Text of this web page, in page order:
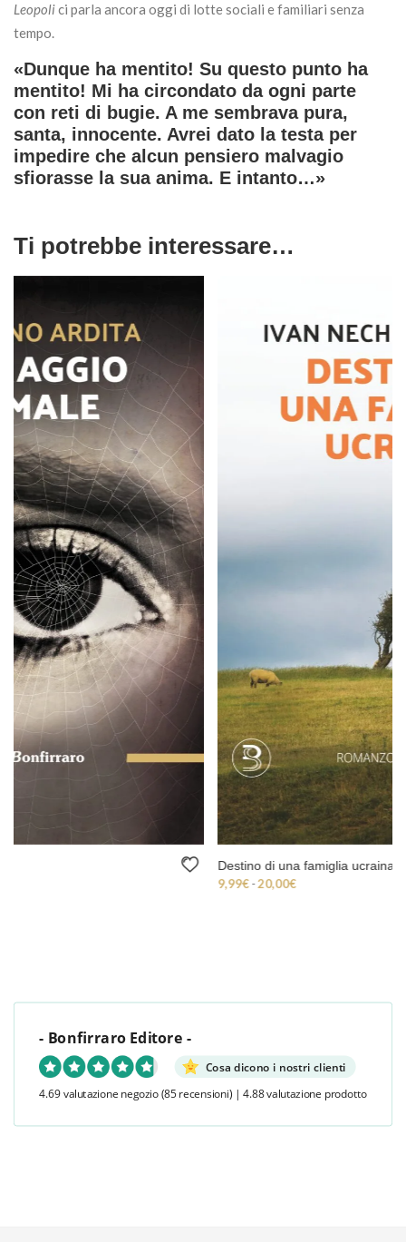
Leopolici parla ancora oggi di lotte sociali e familiari senza
tempo.
«Dunque ha mentito! Su questo punto ha
mentito! Mi ha circondato da ogni parte
con reti di bugie. A me sembrava pura,
santa, innocente. Avrei dato la testa per
impedire che alcun pensiero malvagio
sfiorasse la sua anima. E intanto…»
Ti potrebbe interessare…
Destino di una famiglia ucraina
Fascia di prezzo: da 9,99€ a 20,00€
- Bonfirraro Editore -
Cosa dicono i nostri clienti
4.69 valutazione negozio (85 recensioni) | 4.88 valutazione prodotto